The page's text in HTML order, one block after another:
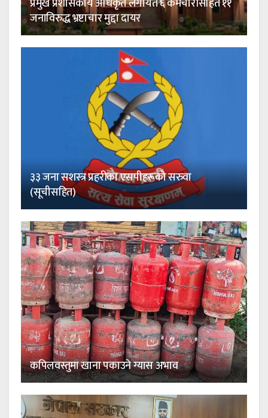
प्रमुख प्रशासकीय अधिकृत लगायत ६ कर्मचारीसहित ११
जनाविरुद्ध भ्रष्टाचार मुद्दा दायर
३३ जना सशस्त्र प्रहरीका एसपीहरूको सरुवा
(सूचीसहित)
कपिलवस्तुमा खाना पकाउने ग्यास अभाव